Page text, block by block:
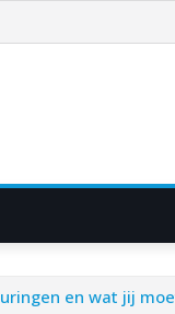
en wat jij